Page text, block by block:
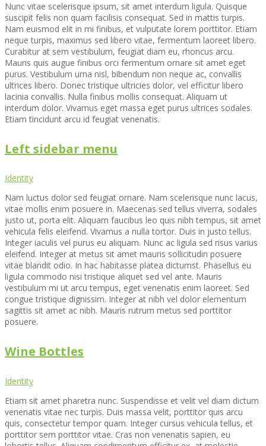
Nunc vitae scelerisque ipsum, sit amet interdum ligula. Quisque
suscipit felis non quam facilisis consequat. Sed in mattis turpis.
Nam euismod elit in mi finibus, et vulputate lorem porttitor. Etiam
neque turpis, maximus sed libero vitae, fermentum laoreet libero.
Curabitur at sem vestibulum, feugiat diam eu, rhoncus arcu.
Mauris quis augue finibus orci fermentum ornare sit amet eget
purus. Vestibulum urna nisl, bibendum non neque ac, convallis
ultrices libero. Donec tristique ultricies dolor, vel efficitur libero
lacinia convallis. Nulla finibus mollis consequat. Aliquam ut
interdum dolor. Vivamus eget massa eget purus ultrices sodales.
Etiam tincidunt arcu id feugiat venenatis.
Left sidebar menu
Identity
Nam luctus dolor sed feugiat ornare. Nam scelerisque nunc lacus,
vitae mollis enim posuere in. Maecenas sed tellus viverra, sodales
justo ut, porta elit. Aliquam faucibus leo quis nibh tempus, sit amet
vehicula felis eleifend. Vivamus a nulla tortor. Duis in justo tellus.
Integer iaculis vel purus eu aliquam. Nunc ac ligula sed risus varius
eleifend. Integer at metus sit amet mauris sollicitudin posuere
vitae blandit odio. In hac habitasse platea dictumst. Phasellus eu
ligula commodo nisi tristique aliquet sed vel ante. Mauris
vestibulum mi ut arcu tempus, eget venenatis enim laoreet. Sed
congue tristique dignissim. Integer at nibh vel dolor elementum
sagittis sit amet ac nibh. Mauris rutrum metus sed porttitor
posuere.
Wine Bottles
Identity
Etiam sit amet pharetra nunc. Suspendisse et velit vel diam dictum
venenatis vitae nec turpis. Duis massa velit, porttitor quis arcu
quis, consectetur tempor quam. Integer cursus vehicula tellus, et
porttitor sem porttitor vitae. Cras non venenatis sapien, eu